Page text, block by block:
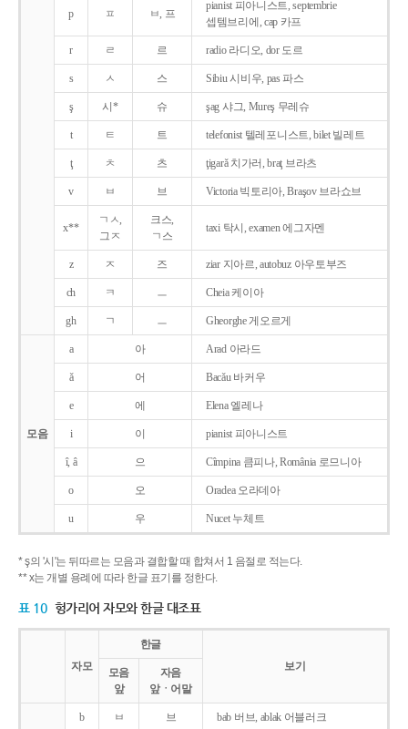
p ㅍ ㅂ, 프
pianist 피아니스트, septembrie
셉템브리에, cap 카프
r ㄹ 르 radio 라디오, dor 도르
s ㅅ 스 Sibiu 시비우, pas 파스
ş 시* 슈 şag 샤그, Mureş 무레슈
t ㅌ 트 telefonist 텔레포니스트, bilet 빌레트
ţ ㅊ 츠 ţigarǎ 치가러, braţ 브라츠
v ㅂ 브 Victoria 빅토리아, Braşov 브라쇼브
x**
ㄱㅅ,
그ㅈ
크스,
ㄱ스
taxi 탁시, examen 에그자멘
z ㅈ 즈 ziar 지아르, autobuz 아우토부즈
ch ㅋ ㅡ Cheia 케이아
gh ㄱ ㅡ Gheorghe 게오르게
모음
a 아 Arad 아라드
ǎ 어 Bacǎu 바커우
e 에 Elena 엘레나
i 이 pianist 피아니스트
î, â 으 Cîmpina 큼피나, România 로므니아
o 오 Oradea 오라데아
u 우 Nucet 누체트
* ş의 '시'는 뒤따르는 모음과 결합할 때 합쳐서 1 음절로 적는다.
** x는 개별 용례에 따라 한글 표기를 정한다.
표 10 헝가리어 자모와 한글 대조표
자모
한글
보기
모음
앞
자음
앞ㆍ어말
b ㅂ 브 bab 버브, ablak 어블러크